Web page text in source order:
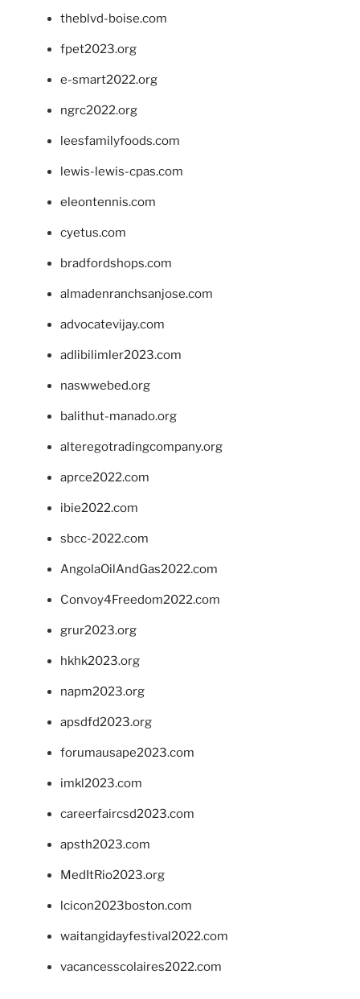
theblvd-boise.com
fpet2023.org
e-smart2022.org
ngrc2022.org
leesfamilyfoods.com
lewis-lewis-cpas.com
eleontennis.com
cyetus.com
bradfordshops.com
almadenranchsanjose.com
advocatevijay.com
adlibilimler2023.com
naswwebed.org
balithut-manado.org
alteregotradingcompany.org
aprce2022.com
ibie2022.com
sbcc-2022.com
AngolaOilAndGas2022.com
Convoy4Freedom2022.com
grur2023.org
hkhk2023.org
napm2023.org
apsdfd2023.org
forumausape2023.com
imkl2023.com
careerfaircsd2023.com
apsth2023.com
MedItRio2023.org
lcicon2023boston.com
waitangidayfestival2022.com
vacancesscolaires2022.com